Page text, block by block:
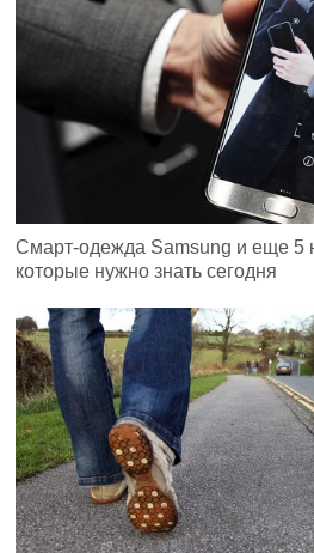
Смарт-одежда Samsung и еще 5
которые нужно знать сегодня